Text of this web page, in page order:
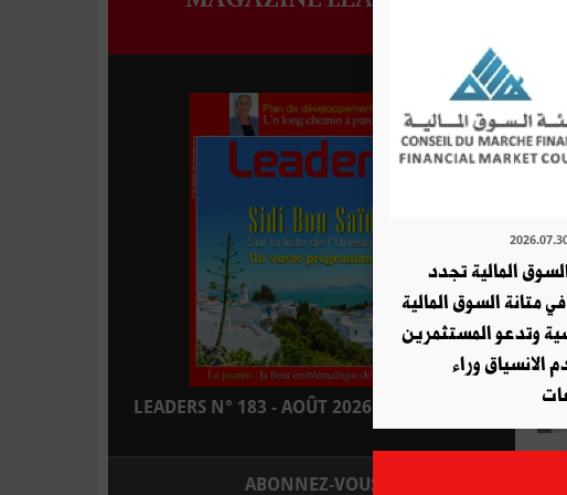
صناعة
LEADERS N° 183 - AOÛT 2026 : EN KIOSQUE
ABONNEZ-VOUS
المالية تجدد
متانة السوق المالية
وتدعو المستثمرين
الانسياق وراء